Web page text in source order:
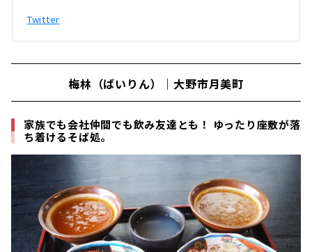
Twitter
梅林（ばいりん）｜大野市月美町
家族でも会社仲間でも飲み友達とも！ ゆったり座敷が落
ち着けるそば処。